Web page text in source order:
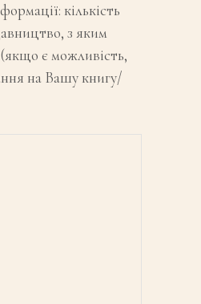
кількість
з яким
є можливість,
на Вашу книгу/